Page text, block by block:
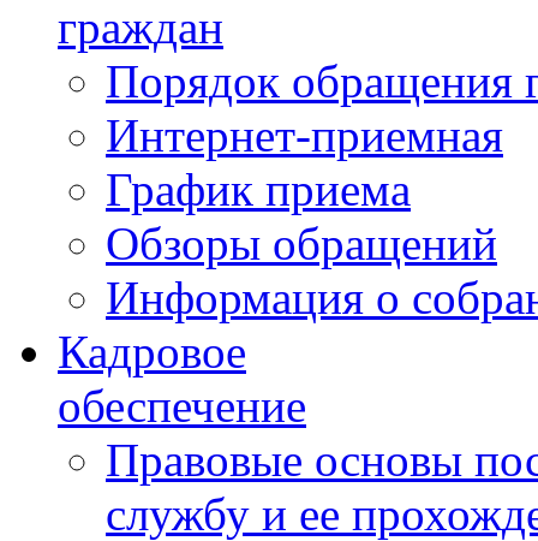
граждан
Порядок обращения
Интернет-приемная
График приема
Обзоры обращений
Информация о
Кадровое
обеспечение
Правовые основы
службу и ее